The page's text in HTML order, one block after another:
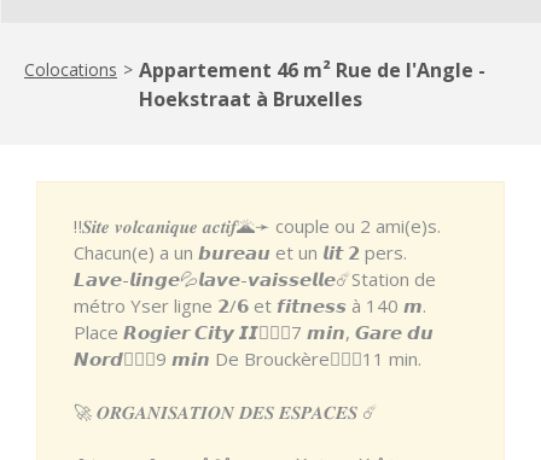
Colocations > Appartement 46 m² Rue de l'Angle -
Hoekstraat à Bruxelles
‼️𝑺𝒊𝒕𝒆 𝒗𝒐𝒍𝒄𝒂𝒏𝒊𝒒𝒖𝒆 𝒂𝒄𝒕𝒊𝒇🌋➛ couple ou 2 ami(e)s.
Chacun(e) a un 𝙗𝙪𝙧𝙚𝙖𝙪 et un 𝙡𝙞𝙩 𝟮 pers.
𝙇𝙖𝙫𝙚-𝙡𝙞𝙣𝙜𝙚💦𝙡𝙖𝙫𝙚-𝙫𝙖𝙞𝙨𝙨𝙚𝙡𝙡𝙚☄️Station de
métro Yser ligne 𝟮/𝟲 et 𝙛𝙞𝙩𝙣𝙚𝙨𝙨 à 140 𝙢.
Place 𝙍𝙤𝙜𝙞𝙚𝙧 𝘾𝙞𝙩𝙮 𝙄𝙄🚶🏽‍♂️7 𝙢𝙞𝙣, 𝙂𝙖𝙧𝙚 𝙙𝙪
𝙉𝙤𝙧𝙙🚶🏽‍♂️9 𝙢𝙞𝙣 De Brouckère🚶🏼‍♀️11 min.
🚀 𝑶𝑹𝑮𝑨𝑵𝑰𝑺𝑨𝑻𝑰𝑶𝑵 𝑫𝑬𝑺 𝑬𝑺𝑷𝑨𝑪𝑬𝑺 ☄️